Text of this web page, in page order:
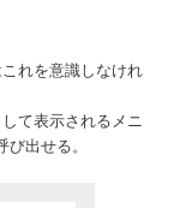
れを意識しなけれ
て表示されるメニ
出せる。